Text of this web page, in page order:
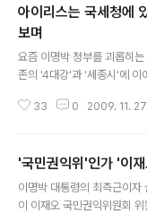
아이리스는 국세청에
보며
요즘 이명박 정부를 괴롭히
존의 '4대강'과 '세종시'에 이
한나라당은 당황스런 모습이
것이다. 안원국 국장이 구속
생각했다. 국세청 고위공무
의 미술관 작품을 고가에 강
33 0 2009. 11. 27.
'국민권익위'인가 '이
이명박 대통령의 최측근이자
이 이재오 국민권익위원회